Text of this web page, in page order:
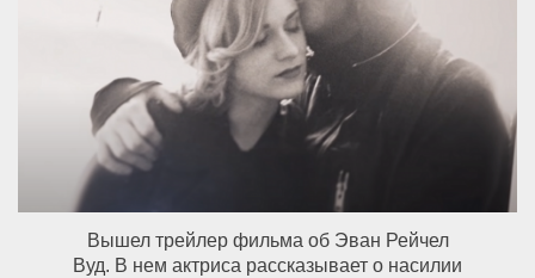
Вышел трейлер фильма об Эван Рейчел
Вуд. В нем актриса рассказывает о насилии